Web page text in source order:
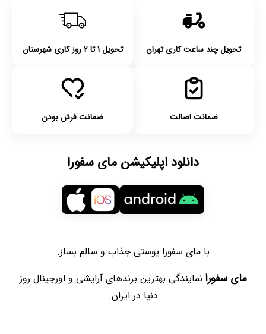
تحویل چند ساعت کاری تهران تحویل ۱ تا ۲ روز کاری شهرستان
ضمانت اصالت ضمانت فرش بودن
دانلود اپلیکیشن مای سفورا
با مای سفورا پوستی جذاب و سالم بساز.
مای سفورا نمایندگی بهترین برندهای آرایشی و اورجینال روز
دنیا در ایران.